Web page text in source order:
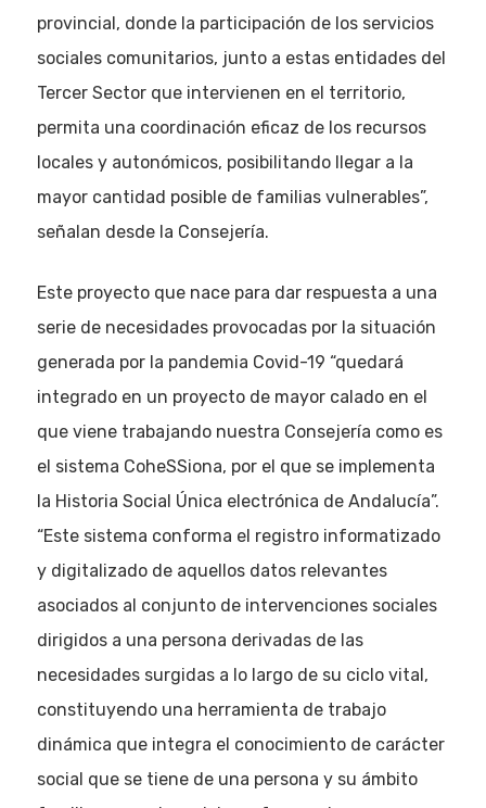
provincial, donde la participación de los servicios
sociales comunitarios, junto a estas entidades del
Tercer Sector que intervienen en el territorio,
permita una coordinación eficaz de los recursos
locales y autonómicos, posibilitando llegar a la
mayor cantidad posible de familias vulnerables”,
señalan desde la Consejería.
Este proyecto que nace para dar respuesta a una
serie de necesidades provocadas por la situación
generada por la pandemia Covid-19 “quedará
integrado en un proyecto de mayor calado en el
que viene trabajando nuestra Consejería como es
el sistema CoheSSiona, por el que se implementa
la Historia Social Única electrónica de Andalucía”.
“Este sistema conforma el registro informatizado
y digitalizado de aquellos datos relevantes
asociados al conjunto de intervenciones sociales
dirigidos a una persona derivadas de las
necesidades surgidas a lo largo de su ciclo vital,
constituyendo una herramienta de trabajo
dinámica que integra el conocimiento de carácter
social que se tiene de una persona y su ámbito